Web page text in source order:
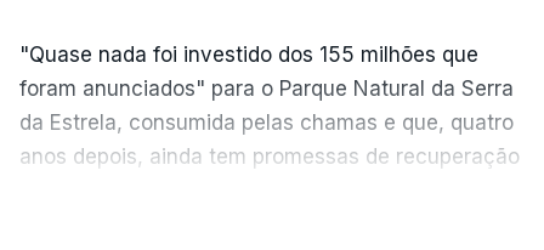
"Quase nada foi investido dos 155 milhões que
foram anunciados" para o Parque Natural da Serra
da Estrela, consumida pelas chamas e que, quatro
anos depois, ainda tem promessas de recuperação